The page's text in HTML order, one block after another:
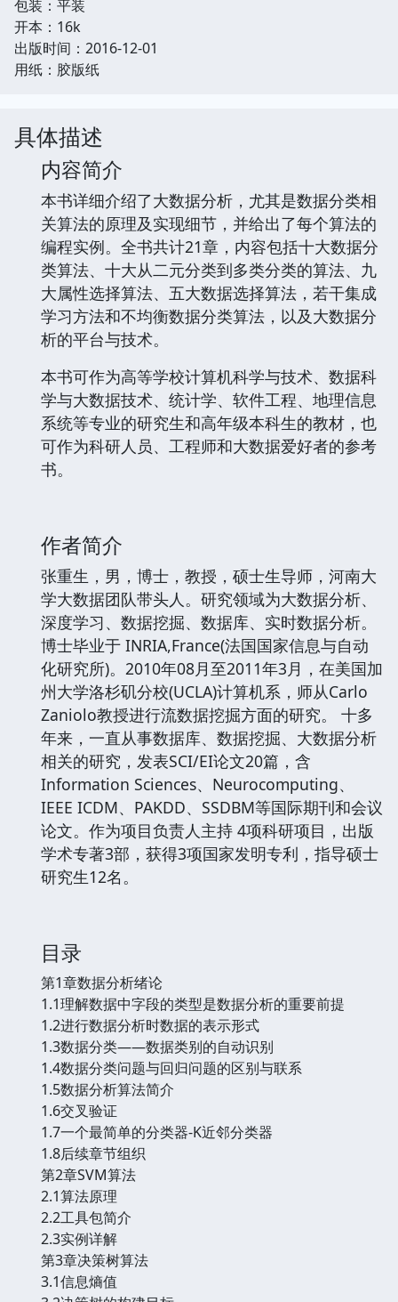
包装：平装
开本：16k
出版时间：2016-12-01
用纸：胶版纸
具体描述
内容简介
本书详细介绍了大数据分析，尤其是数据分类相
关算法的原理及实现细节，并给出了每个算法的
编程实例。全书共计21章，内容包括十大数据分
类算法、十大从二元分类到多类分类的算法、九
大属性选择算法、五大数据选择算法，若干集成
学习方法和不均衡数据分类算法，以及大数据分
析的平台与技术。
本书可作为高等学校计算机科学与技术、数据科
学与大数据技术、统计学、软件工程、地理信息
系统等专业的研究生和高年级本科生的教材，也
可作为科研人员、工程师和大数据爱好者的参考
书。
作者简介
张重生，男，博士，教授，硕士生导师，河南大
学大数据团队带头人。研究领域为大数据分析、
深度学习、数据挖掘、数据库、实时数据分析。
博士毕业于 INRIA,France(法国国家信息与自动
化研究所)。2010年08月至2011年3月，在美国加
州大学洛杉矶分校(UCLA)计算机系，师从Carlo
Zaniolo教授进行流数据挖掘方面的研究。 十多
年来，一直从事数据库、数据挖掘、大数据分析
相关的研究，发表SCI/EI论文20篇，含
Information Sciences、Neurocomputing、
IEEE ICDM、PAKDD、SSDBM等国际期刊和会议
论文。作为项目负责人主持 4项科研项目，出版
学术专著3部，获得3项国家发明专利，指导硕士
研究生12名。
目录
第1章数据分析绪论
1.1理解数据中字段的类型是数据分析的重要前提
1.2进行数据分析时数据的表示形式
1.3数据分类——数据类别的自动识别
1.4数据分类问题与回归问题的区别与联系
1.5数据分析算法简介
1.6交叉验证
1.7一个最简单的分类器-K近邻分类器
1.8后续章节组织
第2章SVM算法
2.1算法原理
2.2工具包简介
2.3实例详解
第3章决策树算法
3.1信息熵值